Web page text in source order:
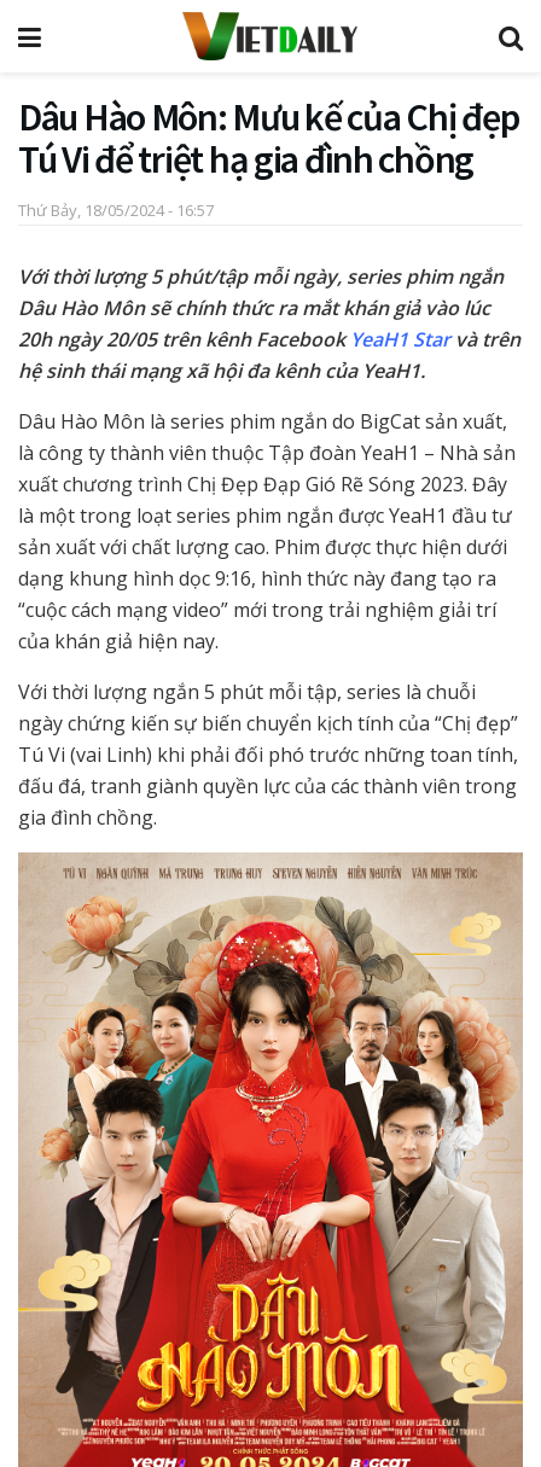
Dâu Hào Môn: Mưu kế của Chị đẹp
Tú Vi để triệt hạ gia đình chồng
Thứ Bảy, 18/05/2024 - 16:57
Với thời lượng 5 phút/tập mỗi ngày, series phim ngắn
Dâu Hào Môn sẽ chính thức ra mắt khán giả vào lúc
20h ngày 20/05 trên kênh Facebook YeaH1 Starvà trên
hệ sinh thái mạng xã hội đa kênh của YeaH1.
Dâu Hào Môn là series phim ngắn do BigCat sản xuất,
là công ty thành viên thuộc Tập đoàn YeaH1 – Nhà sản
xuất chương trình Chị Đẹp Đạp Gió Rẽ Sóng 2023. Đây
là một trong loạt series phim ngắn được YeaH1 đầu tư
sản xuất với chất lượng cao. Phim được thực hiện dưới
dạng khung hình dọc 9:16, hình thức này đang tạo ra
“cuộc cách mạng video” mới trong trải nghiệm giải trí
của khán giả hiện nay.
Với thời lượng ngắn 5 phút mỗi tập, series là chuỗi
ngày chứng kiến sự biến chuyển kịch tính của “Chị đẹp”
Tú Vi (vai Linh) khi phải đối phó trước những toan tính,
đấu đá, tranh giành quyền lực của các thành viên trong
gia đình chồng.